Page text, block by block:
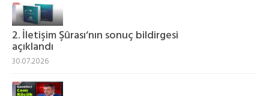
2. İletişim Şûrası‘nın sonuç bildirgesi
açıklandı
30.07.2026